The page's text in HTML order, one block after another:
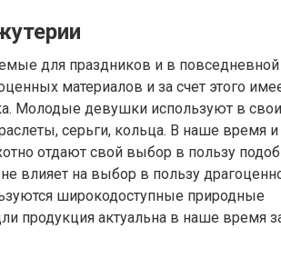
для праздников и в
материалов и за счет этого
Молодые девушки используют в
серьги, кольца. В наше время и
отдают свой выбор в пользу
влияет на выбор в пользу
широкодоступные природные
продукция актуальна в наше время